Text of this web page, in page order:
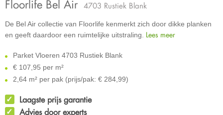
Floorlife Bel Air 4703 Rustiek Blank
De Bel Air collectie van Floorlife kenmerkt zich door dikke planken
en geeft daardoor een ruimtelijke uitstraling. Lees meer
Parket Vloeren 4703 Rustiek Blank
€ 107,95 per m²
2,64 m² per pak (prijs/pak: € 284,99)
Laagste prijs garantie
Advies door experts